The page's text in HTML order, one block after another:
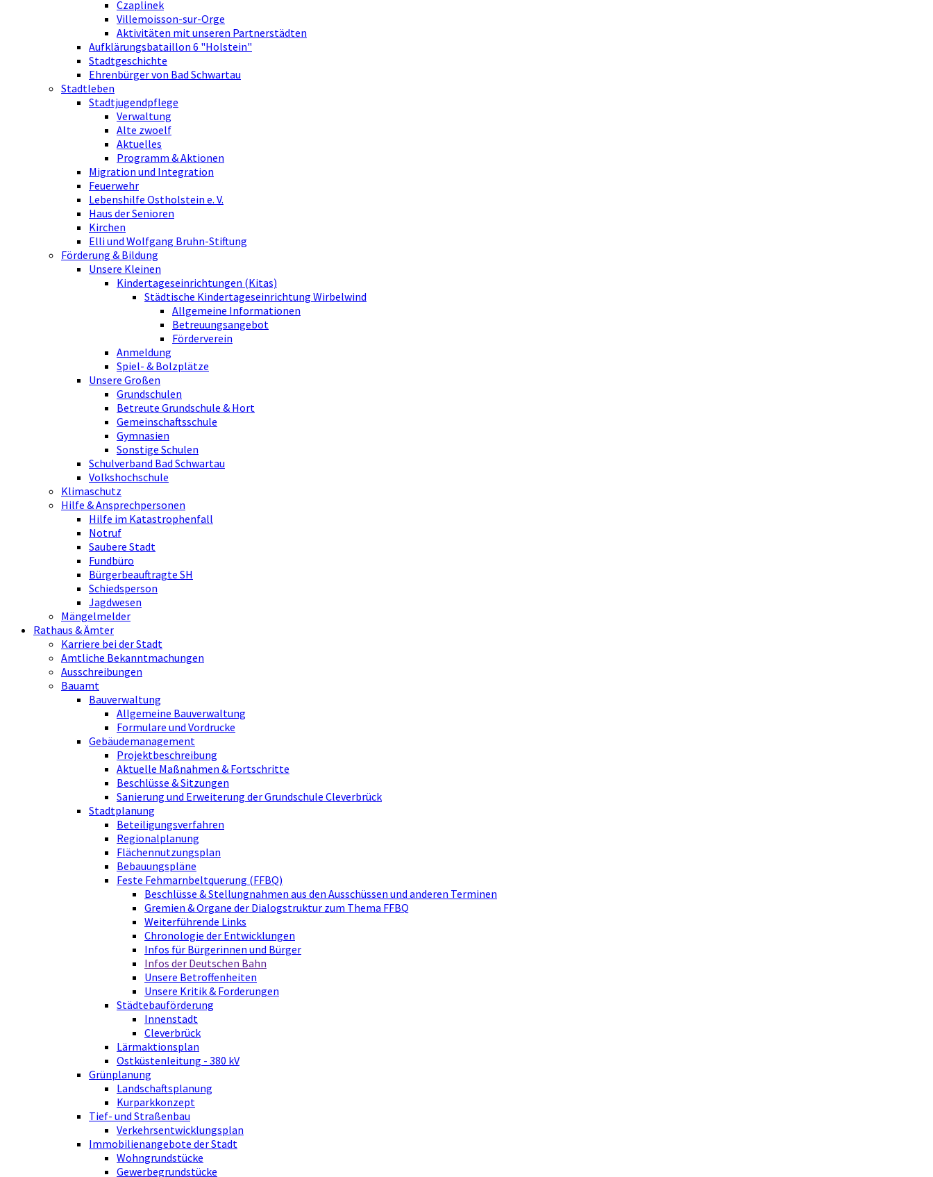
Czaplinek
Villemoisson-sur-Orge
Aktivitäten mit unseren Partnerstädten
Aufklärungsbataillon 6 "Holstein"
Stadtgeschichte
Ehrenbürger von Bad Schwartau
Stadtleben
Stadtjugendpflege
Verwaltung
Alte zwoelf
Aktuelles
Programm & Aktionen
Migration und Integration
Feuerwehr
Lebenshilfe Ostholstein e. V.
Haus der Senioren
Kirchen
Elli und Wolfgang Bruhn-Stiftung
Förderung & Bildung
Unsere Kleinen
Kindertageseinrichtungen (Kitas)
Städtische Kindertageseinrichtung Wirbelwind
Allgemeine Informationen
Betreuungsangebot
Förderverein
Anmeldung
Spiel- & Bolzplätze
Unsere Großen
Grundschulen
Betreute Grundschule & Hort
Gemeinschaftsschule
Gymnasien
Sonstige Schulen
Schulverband Bad Schwartau
Volkshochschule
Klimaschutz
Hilfe & Ansprechpersonen
Hilfe im Katastrophenfall
Notruf
Saubere Stadt
Fundbüro
Bürgerbeauftragte SH
Schiedsperson
Jagdwesen
Mängelmelder
Rathaus & Ämter
Karriere bei der Stadt
Amtliche Bekanntmachungen
Ausschreibungen
Bauamt
Bauverwaltung
Allgemeine Bauverwaltung
Formulare und Vordrucke
Gebäudemanagement
Projektbeschreibung
Aktuelle Maßnahmen & Fortschritte
Beschlüsse & Sitzungen
Sanierung und Erweiterung der Grundschule Cleverbrück
Stadtplanung
Beteiligungsverfahren
Regionalplanung
Flächennutzungsplan
Bebauungspläne
Feste Fehmarnbeltquerung (FFBQ)
Beschlüsse & Stellungnahmen aus den Ausschüssen und anderen Terminen
Gremien & Organe der Dialogstruktur zum Thema FFBQ
Weiterführende Links
Chronologie der Entwicklungen
Infos für Bürgerinnen und Bürger
Infos der Deutschen Bahn
Unsere Betroffenheiten
Unsere Kritik & Forderungen
Städtebauförderung
Innenstadt
Cleverbrück
Lärmaktionsplan
Ostküstenleitung - 380 kV
Grünplanung
Landschaftsplanung
Kurparkkonzept
Tief- und Straßenbau
Verkehrsentwicklungsplan
Immobilienangebote der Stadt
Wohngrundstücke
Gewerbegrundstücke